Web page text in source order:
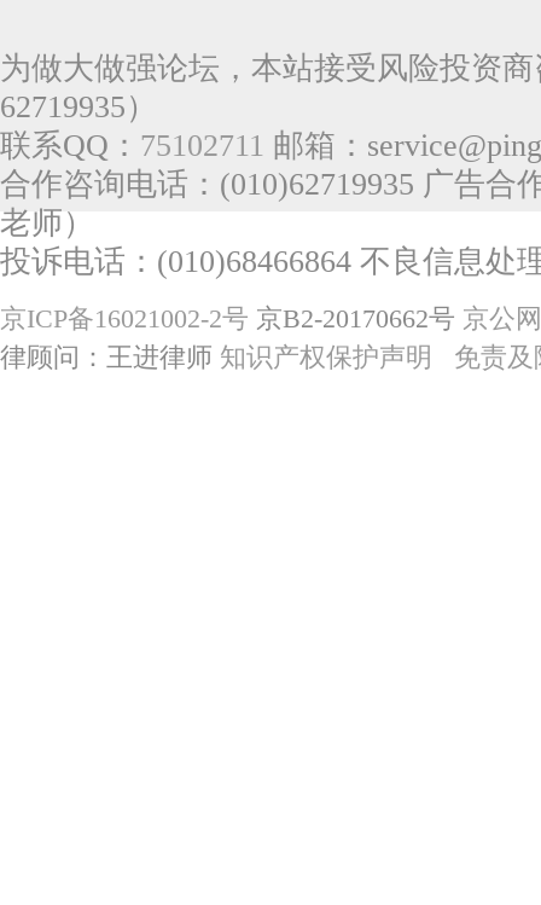
为做大做强论坛，本站接受风险投资
62719935）
联系QQ： 75102711 邮箱：
合作咨询电话：(010)62719935 广告合
老师）
投诉电话：(010)68466864 不良信息处
京ICP备16021002-2号 京B2-20170662号 京公
律顾问：王进律师 知识产权保护声明 免责